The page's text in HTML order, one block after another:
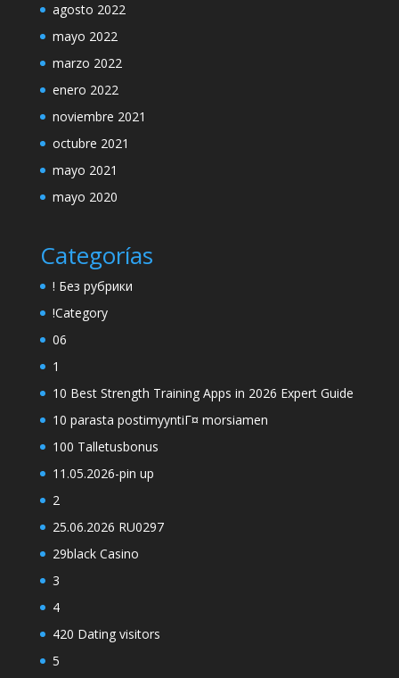
agosto 2022
mayo 2022
marzo 2022
enero 2022
noviembre 2021
octubre 2021
mayo 2021
mayo 2020
Categorías
! Без рубрики
!Category
06
1
10 Best Strength Training Apps in 2026 Expert Guide
10 parasta postimyyntiГ¤ morsiamen
100 Talletusbonus
11.05.2026-pin up
2
25.06.2026 RU0297
29black Casino
3
4
420 Dating visitors
5